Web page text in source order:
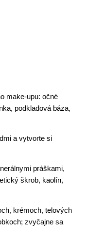
make-upu: očné
podkladová báza,
a vytvorte si
práškami,
škrob, kaolín,
krémoch, telových
zvyčajne sa